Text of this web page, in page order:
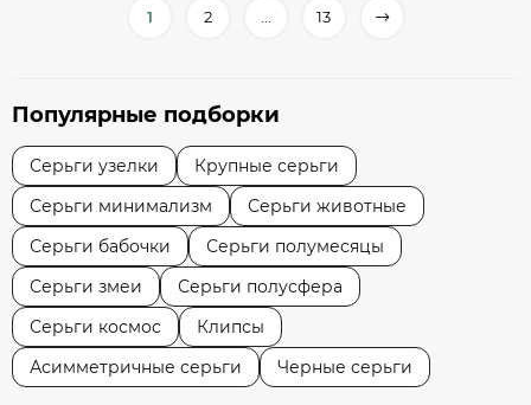
1 2 13
Популярные подборки
Серьги узелки
Крупные серьги
Серьги минимализм
Серьги животные
Серьги бабочки
Серьги полумесяцы
Серьги змеи
Серьги полусфера
Серьги космос
Клипсы
Асимметричные серьги
Черные серьги